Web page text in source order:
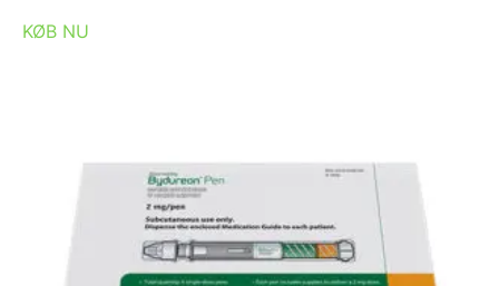
KØB NU